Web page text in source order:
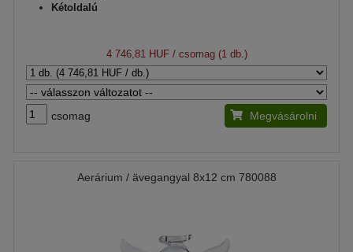
Kétoldalú
4 746,81 HUF/ csomag (1 db.)
csomag Megvásárolni
Aerárium / ävegangyal 8x12 cm 780088